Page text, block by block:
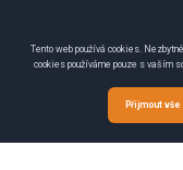
Copyright © 2023 Spurt
VytvořilSEMAKIN.CZ:: E-
Tento web používá cookies.
cookies používáme pouze s vaším
Přijmout vše